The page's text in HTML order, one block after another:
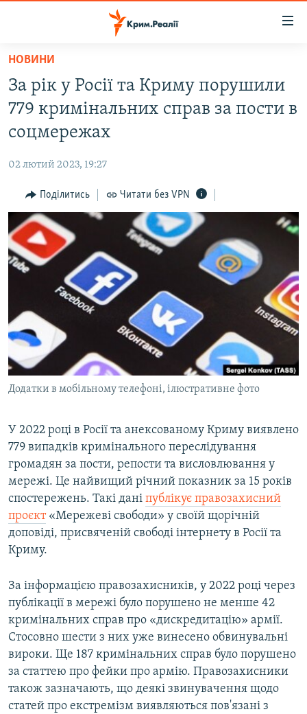
Перейти
основного
матеріалу
до
основної
Перейти
до
пошуку
ВОДА.КРИМ
ВІДЕО ТА ФОТО
БЛОГИ
ПОГЛЯД
ІНТЕРВ'Ю
ВСЕ ЗА ДЕНЬ
СПЕЦПРОЕКТИ
ДЕПОРТАЦІЯ
ВІДЕОУРОКИ «ELIFBE»
СВІДЧЕННЯ ОКУПАЦІЇ
УКРАЇНСЬКА ПРОБЛЕМА КРИМУ
ІНФОГРАФІКА
ЯК ОБІЙТИ БЛОКУВАННЯ
Русский
Qırımtatar
ДОЛУЧАЙСЯ!
Усі сайти RFE/RL
НОВИНИ
За рік у Росії та Криму порушили
779 кримінальних справ за пости в
соцмережах
02 лютий 2023, 19:27
Поділитись Читати без VPN
Додатки в мобільному телефоні, ілюстративне фото
У 2022 році в Росії та анексованому Криму виявлено
779 випадків кримінального переслідування
громадян за пости, репости та висловлювання у
мережі. Це найвищий річний показник за 15 років
спостережень. Такі дані публікує правозахисний
проєкт«Мережеві свободи» у своїй щорічній
доповіді, присвяченій свободі інтернету в Росії та
Криму.
За інформацією правозахисників, у 2022 році через
публікації в мережі було порушено не менше 42
кримінальних справ про «дискредитацію» армії.
Стосовно шести з них уже винесено обвинувальні
вироки. Ще 187 кримінальних справ було порушено
за статтею про фейки про армію. Правозахисники
також зазначають, що деякі звинувачення щодо
статей про екстремізм виявляються пов'язані з